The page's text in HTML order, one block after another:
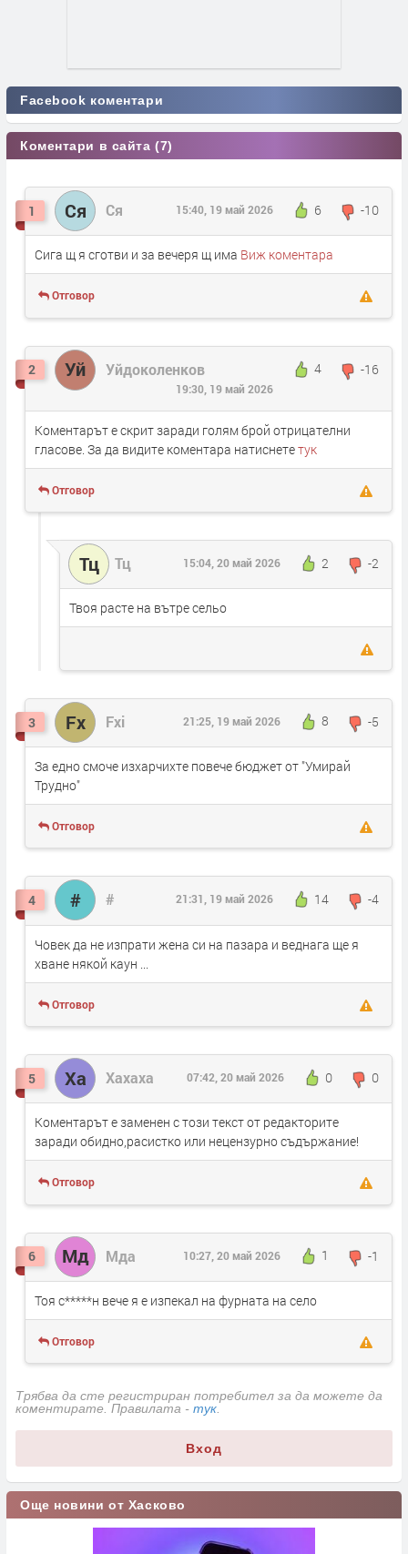
Facebook коментари
Коментари в сайта (7)
1 Ся Ся 6 -10
15:40, 19 май 2026
Сига щ я сготви и за вечеря щ има Виж коментара
Отговор
2 Уй Уйдоколенков 4 -16
19:30, 19 май 2026
Коментарът е скрит заради голям брой отрицателни
гласове. За да видите коментара натиснететук
Отговор
Тц Тц 2 -2
15:04, 20 май 2026
Твоя расте на вътре сельо
3 Fx Fxi 8 -5
21:25, 19 май 2026
За едно смоче изхарчихте повече бюджет от "Умирай
Трудно"
Отговор
4 # # 14 -4
21:31, 19 май 2026
Човек да не изпрати жена си на пазара и веднага ще я
хване някой каун ...
Отговор
5 Ха Хахаха 0 0
07:42, 20 май 2026
Коментарът е заменен с този текст от редакторите
заради обидно,расистко или нецензурно съдържание!
Отговор
6 Мд Мда 1 -1
10:27, 20 май 2026
Тоя с*****н вече я е изпекал на фурната на село
Отговор
Трябва да сте регистриран потребител за да можете да
коментирате. Правилата - тук
Вход
Още новини от Хасково